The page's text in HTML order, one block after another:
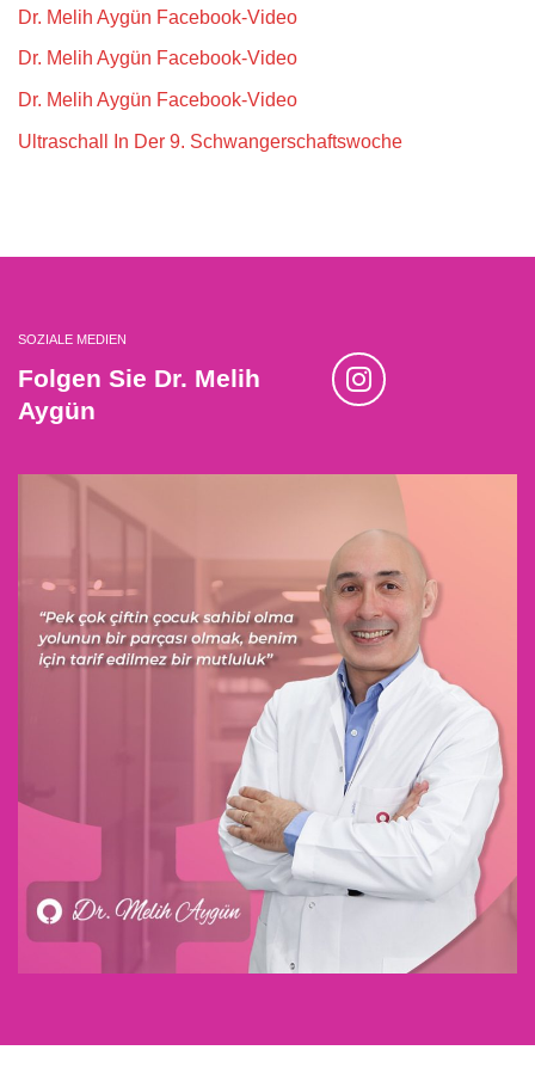
Dr. Melih Aygün Facebook-Video
Dr. Melih Aygün Facebook-Video
Dr. Melih Aygün Facebook-Video
Ultraschall In Der 9. Schwangerschaftswoche
SOZIALE MEDIEN
Folgen Sie Dr. Melih
Aygün